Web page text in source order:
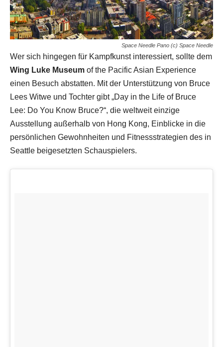
Space Needle Pano (c) Space Needle
Wer sich hingegen für Kampfkunst interessiert, sollte dem
Wing Luke Museum of the Pacific Asian Experience
einen Besuch abstatten. Mit der Unterstützung von Bruce
Lees Witwe und Tochter gibt „Day in the Life of Bruce
Lee: Do You Know Bruce?“, die weltweit einzige
Ausstellung außerhalb von Hong Kong, Einblicke in die
persönlichen Gewohnheiten und Fitnessstrategien des in
Seattle beigesetzten Schauspielers.